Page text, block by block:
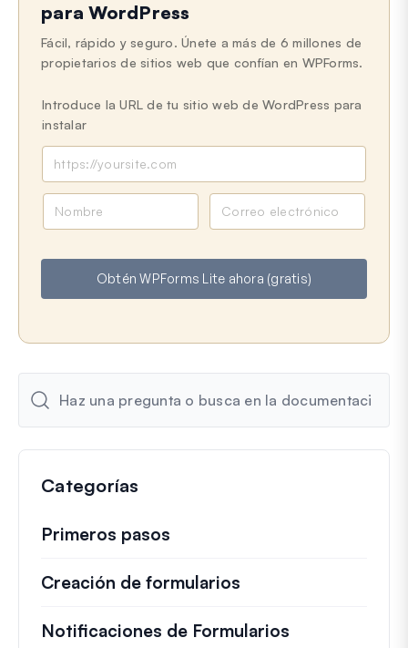
para WordPress
Fácil, rápido y seguro. Únete a más de 6 millones de
propietarios de sitios web que confían en WPForms.
Introduce la URL de tu sitio web de WordPress para
instalar
b
e
r
e
o
l
t
Obtén WPForms Lite ahora (gratis)
Categorías
Primeros pasos
Creación de formularios
Notificaciones de Formularios